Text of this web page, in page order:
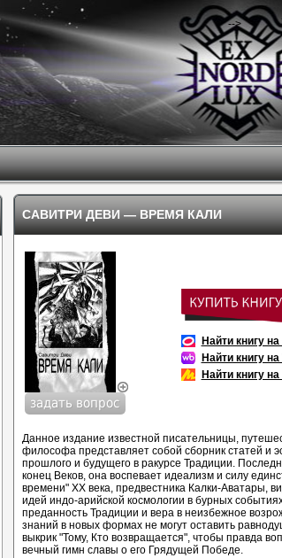
-->
САВИТРИ ДЕВИ—ВРЕМЯ КАЛИ
Найти книгу на
Найти книгу
Найти книгу
Данное издание известной писательницы,
философа представляет собой сборник статей и
прошлого и будущего в ракурсе Традиции.
конец Веков, она воспевает идеализм и силу
времени" XX века, предвестника Калки-Аватары,
идей индо-арийской космологии в бурных
преданность Традиции и вера в неизбежное
знаний в новых формах не могут оставить
выкрик "Тому, Кто возвращается", чтобы правда
вечный гимн славы о его Грядущей Победе.